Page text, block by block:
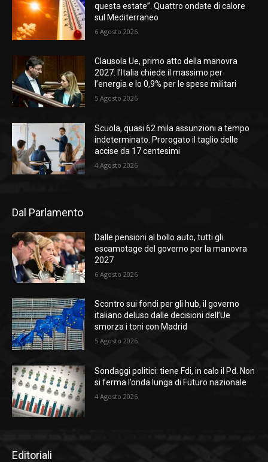
questa estate”. Quattro ondate di calore
sul Mediterraneo
6 Agosto 2026
Clausola Ue, primo atto della manovra
2027: l’Italia chiede il massimo per
l’energia e lo 0,9% per le spese militari
5 Agosto 2026
Scuola, quasi 62 mila assunzioni a tempo
indeterminato. Prorogato il taglio delle
accise da 17 centesimi
4 Agosto 2026
Dal Parlamento
Dalle pensioni al bollo auto, tutti gli
escamotage del governo per la manovra
2027
6 Agosto 2026
Scontro sui fondi per gli hub, il governo
italiano deluso dalle decisioni dell’Ue
smorza i toni con Madrid
5 Agosto 2026
Sondaggi politici: tiene Fdi, in calo il Pd. Non
si ferma l’onda lunga di Futuro nazionale
4 Agosto 2026
Editoriali